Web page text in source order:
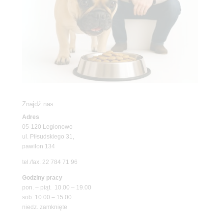
Znajdź nas
Adres
05-120 Legionowo
ul. Piłsudskiego 31,
pawilon 134
tel./fax. 22 784 71 96
Godziny pracy
pon. – piąt. 10.00 – 19.00
sob. 10.00 – 15.00
niedz. zamknięte